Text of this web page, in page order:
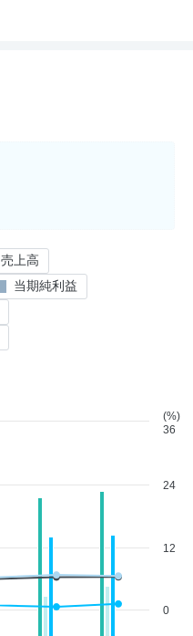
0
12
24
(%)
36
売上高
当期純利益